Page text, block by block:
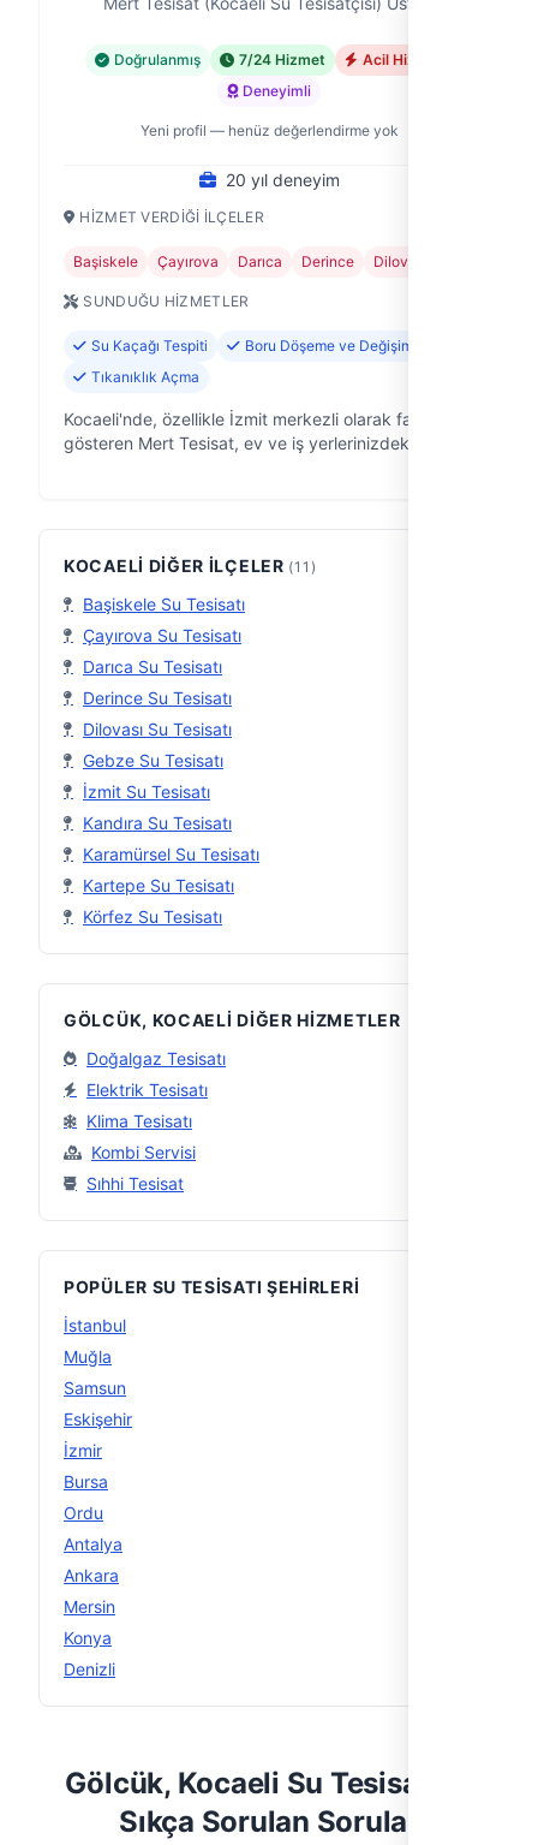
Doğrulanmış 7/24 Hizmet
Acil Hizmet
Deneyimli
Yeni profil — henüz değerlendirme yok
20 yıl deneyim
HIZMET VERDIĞI İLÇELER
Başiskele Çayırova Darıca Derince Dilovası
SUNDUĞU HIZMETLER
Su Kaçağı Tespiti
Boru Döşeme ve Değişimi
Tıkanıklık Açma
Kocaeli'nde, özellikle İzmit merkezli olarak faaliyet
gösteren Mert Tesisat, ev ve iş yerlerinizdeki su
KOCAELI DIĞER İLÇELER (11)
Başiskele Su Tesisatı
Çayırova Su Tesisatı
Darıca Su Tesisatı
Derince Su Tesisatı
Dilovası Su Tesisatı
Gebze Su Tesisatı
İzmit Su Tesisatı
Kandıra Su Tesisatı
Karamürsel Su Tesisatı
Kartepe Su Tesisatı
Körfez Su Tesisatı
GÖLCÜK, KOCAELI DIĞER HIZMETLER
Doğalgaz Tesisatı
Elektrik Tesisatı
Klima Tesisatı
Kombi Servisi
Sıhhi Tesisat
POPÜLER SU TESISATI ŞEHIRLERI
İstanbul
Muğla
Samsun
Eskişehir
İzmir
Bursa
Ordu
Antalya
Ankara
Mersin
Konya
Denizli
Gölcük, Kocaeli Su Tesisatı —
Sıkça Sorulan Sorular